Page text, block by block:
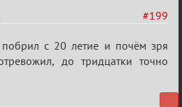
#199
с 20 летие и почём зря
до тридцатки точно